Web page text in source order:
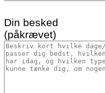
Din besked
(påkrævet)